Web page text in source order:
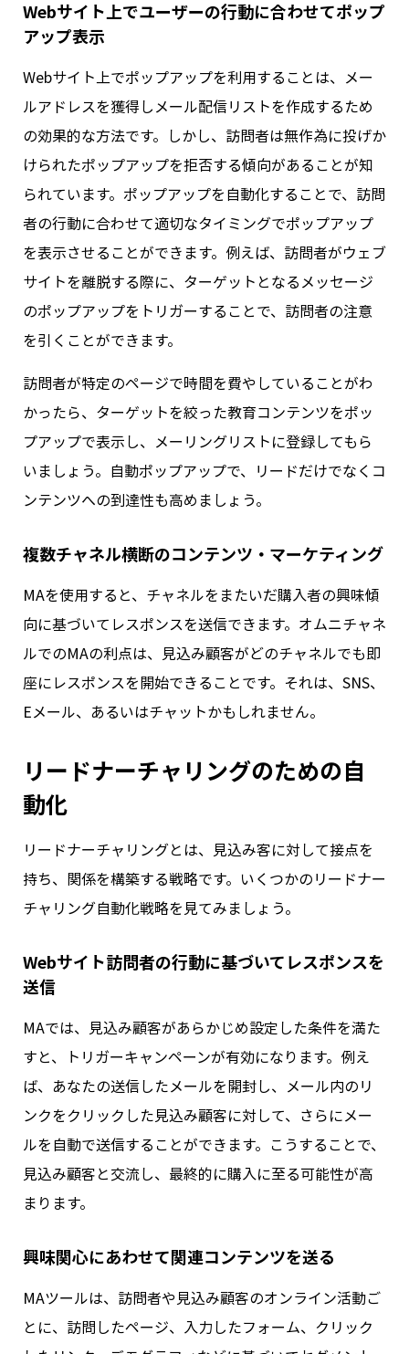
Webサイト上でユーザーの行動に合わせてポップ
アップ表示
Webサイト上でポップアップを利用することは、メー
ルアドレスを獲得しメール配信リストを作成するため
の効果的な方法です。しかし、訪問者は無作為に投げか
けられたポップアップを拒否する傾向があることが知
られています。ポップアップを自動化することで、訪問
者の行動に合わせて適切なタイミングでポップアップ
を表示させることができます。例えば、訪問者がウェブ
サイトを離脱する際に、ターゲットとなるメッセージ
のポップアップをトリガーすることで、訪問者の注意
を引くことができます。
訪問者が特定のページで時間を費やしていることがわ
かったら、ターゲットを絞った教育コンテンツをポッ
プアップで表示し、メーリングリストに登録してもら
いましょう。自動ポップアップで、リードだけでなくコ
ンテンツへの到達性も高めましょう。
複数チャネル横断のコンテンツ・マーケティング
MAを使用すると、チャネルをまたいだ購入者の興味傾
向に基づいてレスポンスを送信できます。オムニチャネ
ルでのMAの利点は、見込み顧客がどのチャネルでも即
座にレスポンスを開始できることです。それは、SNS、
Eメール、あるいはチャットかもしれません。
リードナーチャリングのための自
動化
リードナーチャリングとは、見込み客に対して接点を
持ち、関係を構築する戦略です。いくつかのリードナー
チャリング自動化戦略を見てみましょう。
Webサイト訪問者の行動に基づいてレスポンスを
送信
MAでは、見込み顧客があらかじめ設定した条件を満た
すと、トリガーキャンペーンが有効になります。例え
ば、あなたの送信したメールを開封し、メール内のリ
ンクをクリックした見込み顧客に対して、さらにメー
ルを自動で送信することができます。こうすることで、
見込み顧客と交流し、最終的に購入に至る可能性が高
まります。
興味関心にあわせて関連コンテンツを送る
MAツールは、訪問者や見込み顧客のオンライン活動ご
とに、訪問したページ、入力したフォーム、クリック